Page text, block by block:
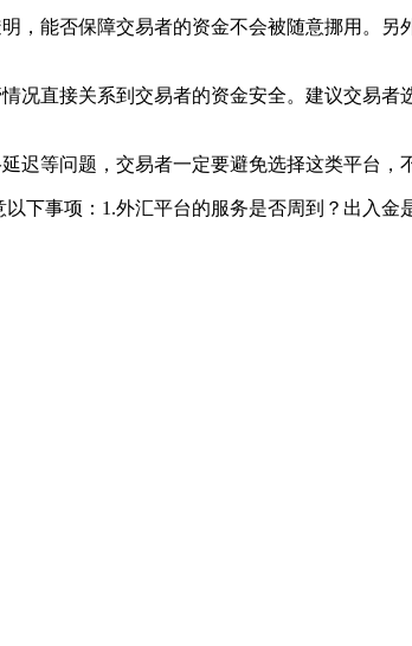
，能否保障交易者的资金不会被随意挪用。
况直接关系到交易者的资金安全。建议交易
等问题，交易者一定要避免选择这类平台，
下事项：1.外汇平台的服务是否周到？出入